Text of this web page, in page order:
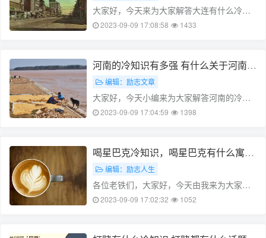
大家好，今天来为大家解答大连有什么冷知
识这个问题的一些问题点，包括大连的冷知
吧！如果解决了您的问题，还望您关注
下……
2023-09-09 17:08:58 1433
河南的冷知识有多强 有什么关于河南的
冷知识
编辑：励志文章
大家好，今天小编来为大家解答河南的冷知
识有多强这个问题，有什么关于河南的冷知
之谜河南文化为什么很强大中国各省冷
知……
2023-09-09 17:04:59 1398
喝星巴克冷知识，喝星巴克有什么寓意
吗(喝星巴克是什么东西)
编辑：励志人生
各位老铁们，大家好，今天由我来为大家分
享喝星巴克冷知识，以及喝星巴克有什么寓
2023-09-09 17:02:32 1052